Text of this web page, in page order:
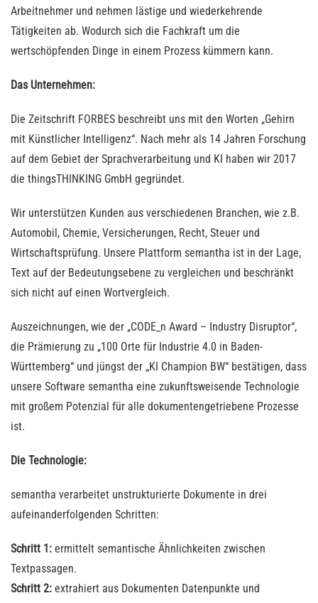
Arbeitnehmer und nehmen lästige und wiederkehrende
Tätigkeiten ab. Wodurch sich die Fachkraft um die
wertschöpfenden Dinge in einem Prozess kümmern kann.
Das Unternehmen:
Die Zeitschrift FORBES beschreibt uns mit den Worten „Gehirn
mit Künstlicher Intelligenz“. Nach mehr als 14 Jahren Forschung
auf dem Gebiet der Sprachverarbeitung und KI haben wir 2017
die thingsTHINKING GmbH gegründet.
Wir unterstützen Kunden aus verschiedenen Branchen, wie z.B.
Automobil, Chemie, Versicherungen, Recht, Steuer und
Wirtschaftsprüfung. Unsere Plattform semantha ist in der Lage,
Text auf der Bedeutungsebene zu vergleichen und beschränkt
sich nicht auf einen Wortvergleich.
Auszeichnungen, wie der „CODE_n Award – Industry Disruptor“,
die Prämierung zu „100 Orte für Industrie 4.0 in Baden-
Württemberg“ und jüngst der „KI Champion BW“ bestätigen, dass
unsere Software semantha eine zukunftsweisende Technologie
mit großem Potenzial für alle dokumentengetriebene Prozesse
ist.
Die Technologie:
semantha verarbeitet unstrukturierte Dokumente in drei
aufeinanderfolgenden Schritten:
Schritt 1: ermittelt semantische Ähnlichkeiten zwischen
Textpassagen.
Schritt 2: extrahiert aus Dokumenten Datenpunkte und